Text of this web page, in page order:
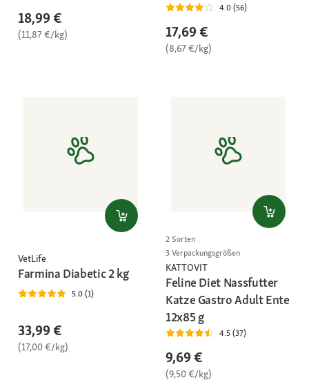
18,99 €
(11,87 €/kg)
4.0 (56)
17,69 €
(8,67 €/kg)
VetLife
Farmina Diabetic 2 kg
5.0 (1)
33,99 €
(17,00 €/kg)
2 Sorten
3 Verpackungsgrößen
KATTOVIT
Feline Diet Nassfutter
Katze Gastro Adult Ente
12x85 g
4.5 (37)
9,69 €
(9,50 €/kg)